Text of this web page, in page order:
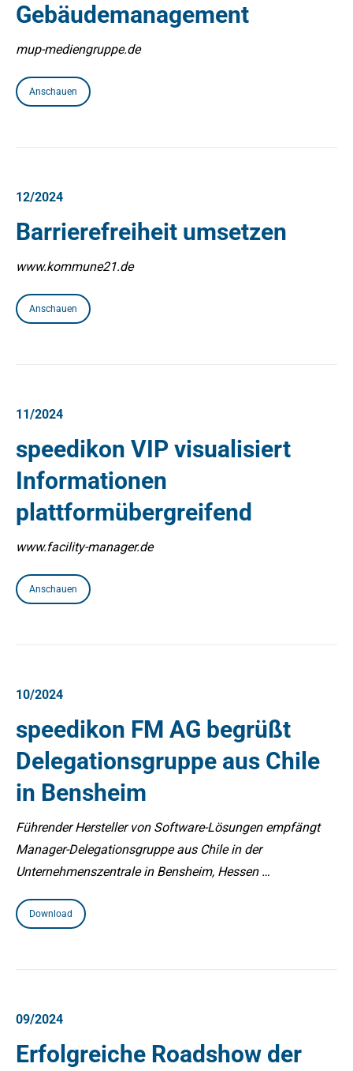
Gebäudemanagement
mup-mediengruppe.de
Anschauen
12/2024
Barrierefreiheit umsetzen
www.kommune21.de
Anschauen
11/2024
speedikon VIP visualisiert
Informationen
plattformübergreifend
www.facility-manager.de
Anschauen
10/2024
speedikon FM AG begrüßt
Delegationsgruppe aus Chile
in Bensheim
Führender Hersteller von Software-Lösungen empfängt
Manager-Delegationsgruppe aus Chile in der
Unternehmenszentrale in Bensheim, Hessen …
Download
09/2024
Erfolgreiche Roadshow der